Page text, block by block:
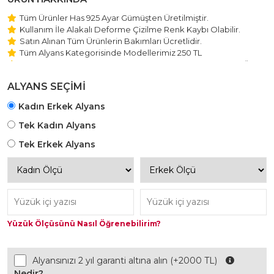
Tüm Ürünler Has 925 Ayar Gümüşten Üretilmiştir.
Kullanım İle Alakalı Deforme Çizilme Renk Kaybı Olabilir.
Satın Alınan Tüm Ürünlerin Bakımları Ücretlidir.
Tüm Alyans Kategorisinde Modellerimiz 250 TL
Beştaş Tektaş Kolye ve Bileklik Modellerimiz 150 TL Sabit Ücret
ALYANS SEÇİMİ
Kadın Erkek Alyans
Tek Kadın Alyans
Tek Erkek Alyans
Yüzük Ölçüsünü Nasıl Öğrenebilirim?
Alyansınızı 2 yıl garanti altına alın (+2000 TL)